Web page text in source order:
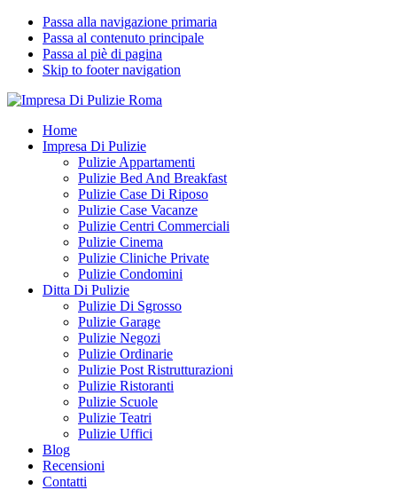
Passa alla navigazione primaria
Passa al contenuto principale
Passa al piè di pagina
Skip to footer navigation
Impresa Di Pulizie Roma
✅ Abitazioni e Attività Commerciali
Home
Impresa Di Pulizie
Pulizie Appartamenti
Pulizie Bed And Breakfast
Pulizie Case Di Riposo
Pulizie Case Vacanze
Pulizie Centri Commerciali
Pulizie Cinema
Pulizie Cliniche Private
Pulizie Condomini
Ditta Di Pulizie
Pulizie Di Sgrosso
Pulizie Garage
Pulizie Negozi
Pulizie Ordinarie
Pulizie Post Ristrutturazioni
Pulizie Ristoranti
Pulizie Scuole
Pulizie Teatri
Pulizie Uffici
Blog
Recensioni
Contatti